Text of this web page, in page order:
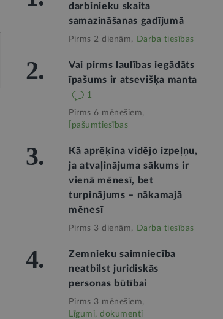
darbinieku skaita
samazināšanas gadījumā
Pirms 2 dienām, Darba tiesības
2.
Vai pirms laulības iegādāts
īpašums ir atsevišķa manta
1
Pirms 6 mēnešiem,
Īpašumtiesības
3.
Kā aprēķina vidējo izpeļņu,
ja atvaļinājuma sākums ir
vienā mēnesī, bet
turpinājums – nākamajā
mēnesī
Pirms 3 dienām, Darba tiesības
4.
Zemnieku saimniecība
neatbilst juridiskās
personas būtībai
Pirms 3 mēnešiem,
Līgumi, dokumenti